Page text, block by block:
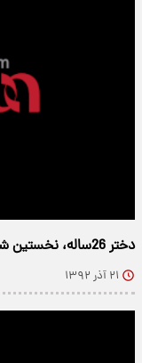
دختر 26ساله، نخستین شهردار زن بلوچستان
۲۱ آذر ۱۳۹۲